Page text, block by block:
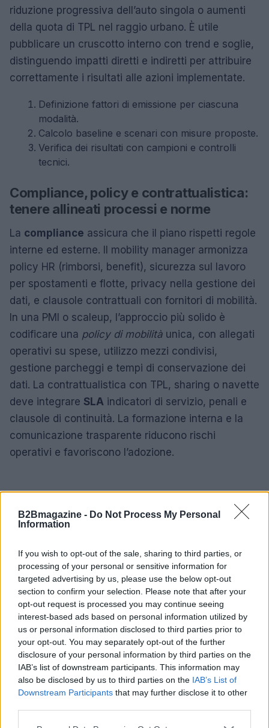
B2Bmagazine - Do Not Process My Personal
Information
If you wish to opt-out of the sale, sharing to third parties, or
processing of your personal or sensitive information for
targeted advertising by us, please use the below opt-out
section to confirm your selection. Please note that after your
opt-out request is processed you may continue seeing
interest-based ads based on personal information utilized by
us or personal information disclosed to third parties prior to
your opt-out. You may separately opt-out of the further
disclosure of your personal information by third parties on the
IAB’s list of downstream participants. This information may
also be disclosed by us to third parties on the IAB’s List of
Downstream Participants that may further disclose it to other
riduzione progressiva dell’auto singola o aumenti
della quota di TPL nel raggio urbano. È utile
pubblicare un cruscotto interno con trend e soglie,
distinguendo impatti diretti e indiretti per attribuire
correttamente i risultati alle azioni implementate.
Definizione fattori di emissione per ciascuna
modalità.
Calcolo baseline e scenari con misure proposte.
Verifica dei risultati con campioni e controlli
tecnici.
Compliance, policy e contrattualistica:
tenere allineati processi e norme
La compliance assicura che il piano rispetti regole
interne ed esterne. Il mobility manager armonizza
policy HR (rimborsi, benefit), sicurezza sul lavoro
per spostamenti e flotte, privacy nella gestione dei
dati, e clausole contrattuali con fornitori di mobilità.
In una PMI o scaleup, l’approccio più solido è
codificare una policy di mobilità unica, con allegati
operativi su spese, utilizzo mezzi condivisi,
gestione parcheggi e tempi di conservazione dei
dati. La contrattualistica con TPL, sharing o navette
deve integrare SLA indicatori di servizio, penali e
clausole di continuità. La formazione interna e la
comunicazione trasparente riducono rischi
operativi e favoriscono l’adozione.
Matrice ruoli e responsabilità tra funzioni.
Registro trattamenti dati per le informazioni di
mobilità.